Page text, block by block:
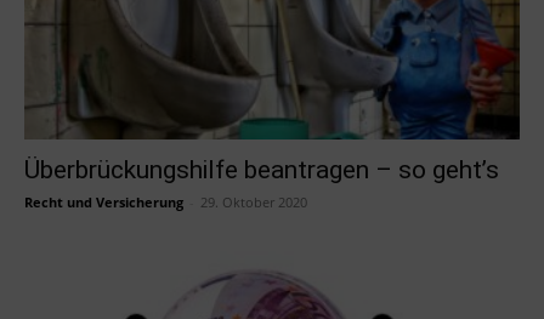
Überbrückungshilfe beantragen – so geht’s
Recht und Versicherung 29. Oktober 2020